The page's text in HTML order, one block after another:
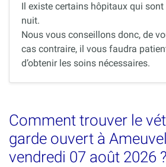
Il existe certains hôpitaux qui
nuit.
Nous vous conseillons donc, de
cas contraire, il vous faudra
d’obtenir les soins nécessaires.
Comment trouver le
garde ouvert à
vendredi 07 août 2026 ?